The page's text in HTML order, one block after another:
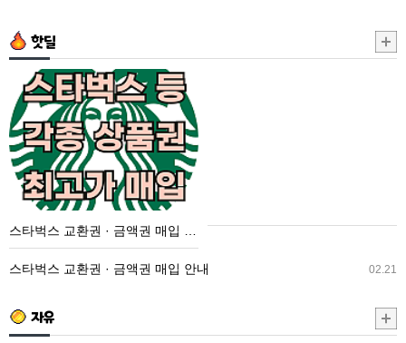
wwwwwwwww
핫딜
타
벅
스
교
·
매
스타벅스 교환권 · 금액권 매입 안내
02.21
스타벅스 교환권 · 금액권 매입 안내
자유